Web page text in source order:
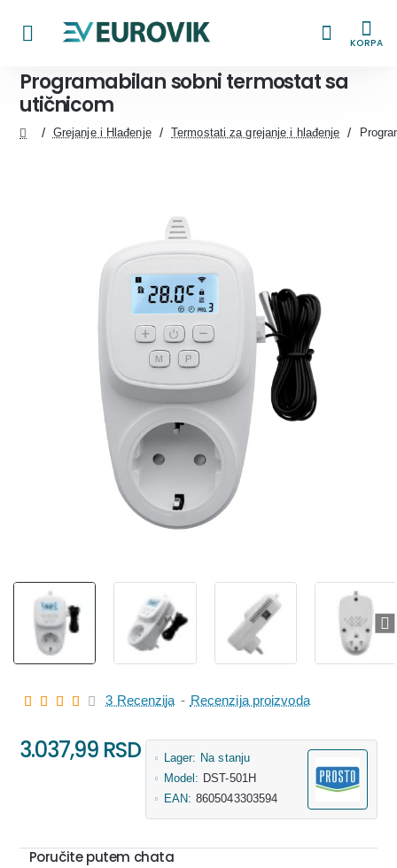
KORPA
Programabilan sobni termostat sa
utičnicom
Grejanje i Hlađenje Termostati za grejanje i hlađenje
3 Recenzija - Recenzija proizvoda
3.037,99 RSD Lager: Na stanju
Model: DST-501H
EAN: 8605043303594
Poručite putem chata